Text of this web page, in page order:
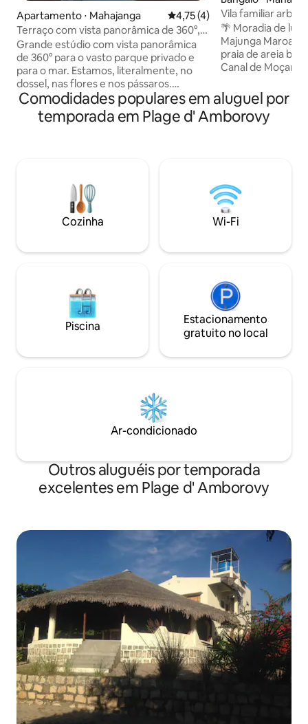
Apartamento ⋅ Mahajanga 4,75 de uma avaliação média
4,75 (4)
Terraço com vista panorâmica de 360°,
praia a 200 m
Grande estúdio com vista panorâmica
de 360° para o vasto parque privado e
para o mar. Estamos, literalmente, no
dossel, nas flores e nos pássaros.
Rosewood e móveis de mangue estão
em harmonia com a natureza. Luxo,
calmo e voluptuosidade! O efervescente
cidade para encontrar alguns peixes,
lagostas e amigos ainda trêmulos fora da
água. Aproveite a estadia e tenha um
bom apetite
Vila familiar
Majunga
🌴 Moradia de
Majunga Maroala
praia de areia branca 🏖️ De
Canal de
areia branca.
privativa, um
para o mar, uma
espetaculares e
mais bonitos de
Comodidades populares em aluguel por
temporada em Plage d' Amborovy
Cozinha Wi-Fi
Piscina
Estacionamento
gratuito no local
Ar-condicionado
Outros aluguéis por temporada
excelentes em Plage d' Amborovy